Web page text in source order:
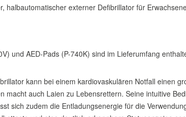
halbautomatischer externer Defibrillator für
und AED-Pads (P-740K) sind im Lieferumfang
kann bei einem kardiovaskulären Notfall einen
macht auch Laien zu Lebensrettern. Seine intuitive
sich zudem die Entladungsenergie für die